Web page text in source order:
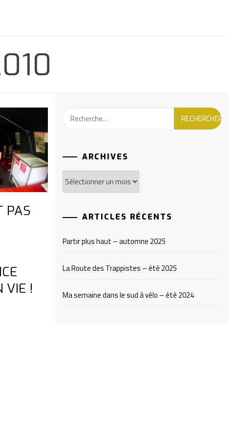
PAS
VIE !
Rechercher :
ARCHIVES
Archives
ARTICLES RÉCENTS
Partir plus haut – automne 2025
La Route des Trappistes – été 2025
Ma semaine dans le sud à vélo – été 2024